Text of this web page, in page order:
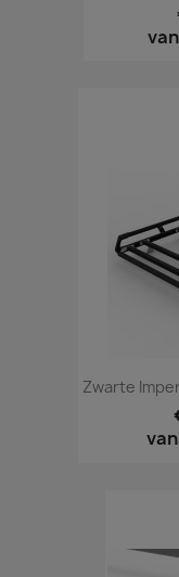
Zwarte